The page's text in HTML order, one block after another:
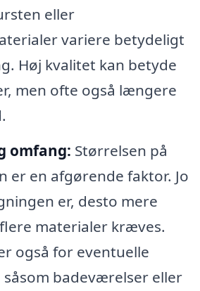
eller
variere betydeligt
Høj kvalitet kan betyde
men ofte også længere
omfang: Størrelsen på
er en afgørende faktor. Jo
er, desto mere
materialer kræves.
også for eventuelle
badeværelser eller